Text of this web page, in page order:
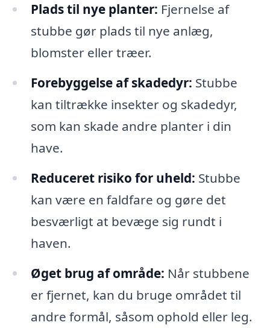
Plads til nye planter: Fjernelse af
stubbe gør plads til nye anlæg,
blomster eller træer.
Forebyggelse af skadedyr: Stubbe
kan tiltrække insekter og skadedyr,
som kan skade andre planter i din
have.
Reduceret risiko for uheld: Stubbe
kan være en faldfare og gøre det
besværligt at bevæge sig rundt i
haven.
Øget brug af område: Når stubbene
er fjernet, kan du bruge området til
andre formål, såsom ophold eller leg.